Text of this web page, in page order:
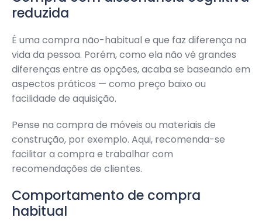
reduzida
É uma compra não-habitual e que faz diferença na
vida da pessoa. Porém, como ela não vê grandes
diferenças entre as opções, acaba se baseando em
aspectos práticos — como preço baixo ou
facilidade de aquisição.
Pense na compra de móveis ou materiais de
construção, por exemplo. Aqui, recomenda-se
facilitar a compra e trabalhar com
recomendações de clientes.
Comportamento de compra
habitual